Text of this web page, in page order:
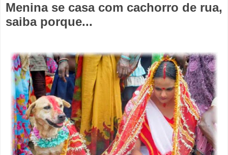
Menina se casa com cachorro de rua,
saiba porque...